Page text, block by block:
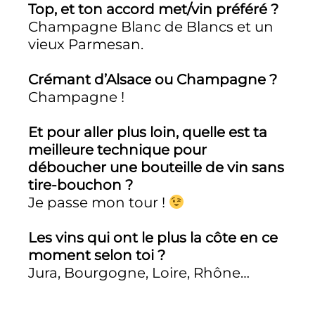
Top, et ton accord met/vin préféré ?
Champagne Blanc de Blancs et un
vieux Parmesan.
Crémant d’Alsace ou Champagne ?
Champagne !
Et pour aller plus loin, quelle est ta
meilleure technique pour
déboucher une bouteille de vin sans
tire-bouchon ?
Je passe mon tour !
Les vins qui ont le plus la côte en ce
moment selon toi ?
Jura, Bourgogne, Loire, Rhône…